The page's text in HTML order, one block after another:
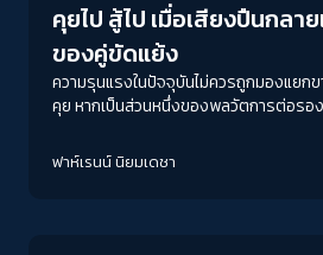
คุยไป สู้ไป เมื่อเสียงปืนกลา
ของคู่ขัดแย้ง
ความรุนแรงในปัจจุบันไม่ควรถูกมองแยก
คุย หากเป็นส่วนหนึ่งของพลวัตการต่อรอ
ฟาห์เรนน์ นิยมเดชา